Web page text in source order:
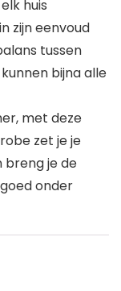
huis
zijn eenvoud
tussen
bijna alle
met deze
zet je je
breng je de
onder